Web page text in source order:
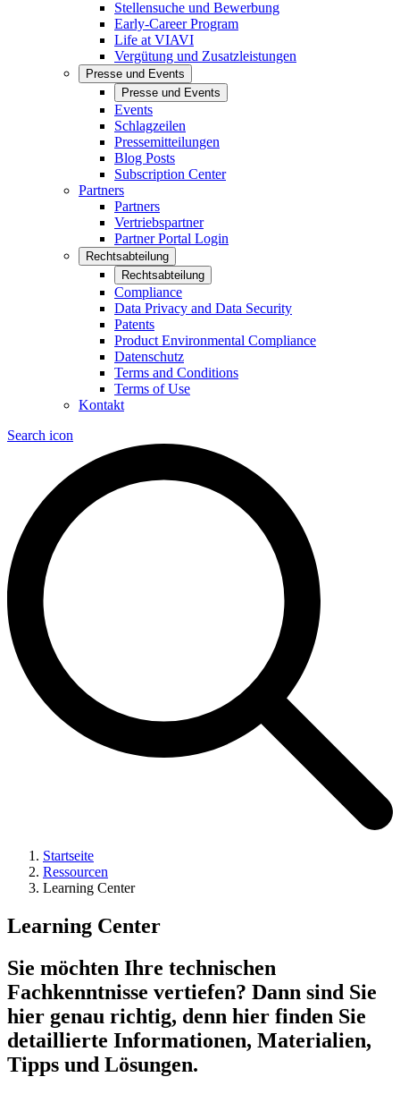
Stellensuche und Bewerbung
Early-Career Program
Life at VIAVI
Vergütung und Zusatzleistungen
Presse und Events
Presse und Events
Events
Schlagzeilen
Pressemitteilungen
Blog Posts
Subscription Center
Partners
Partners
Vertriebspartner
Partner Portal Login
Rechtsabteilung
Rechtsabteilung
Compliance
Data Privacy and Data Security
Patents
Product Environmental Compliance
Datenschutz
Terms and Conditions
Terms of Use
Kontakt
Search icon
Startseite
Ressourcen
Learning Center
Learning Center
Sie möchten Ihre technischen
Fachkenntnisse vertiefen? Dann sind Sie
hier genau richtig, denn hier finden Sie
detaillierte Informationen, Materialien,
Tipps und Lösungen.